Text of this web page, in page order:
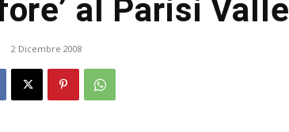
al Parisi Valle
2 Dicembre 2008